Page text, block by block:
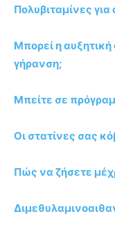
Πολυβιταμίνες
Μπορεί η
γήρανση;
Μπείτε σε
Οι στατίνες σας
Πώς να ζήσετε